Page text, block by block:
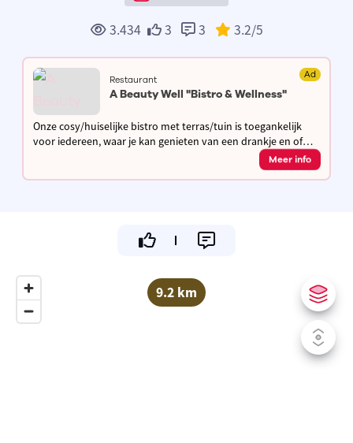
3.434 3 3 3.2/5
Restaurant Ad
A Beauty Well "Bistro & Wellness"
Onze cosy/huiselijke bistro met terras/tuin is toegankelijk
voor iedereen, waar je kan genieten van een drankje en of
Meer info
9.2 km